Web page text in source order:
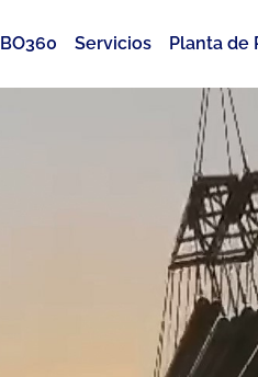
Servicios Planta de